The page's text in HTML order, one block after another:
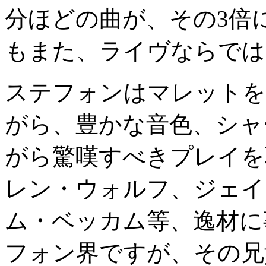
分ほどの曲が、その3倍
もまた、ライヴならで
ステフォンはマレット
がら、豊かな音色、シ
がら驚嘆すべきプレイ
レン・ウォルフ、ジェ
ム・ベッカム等、逸材
フォン界ですが、その